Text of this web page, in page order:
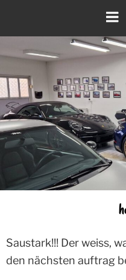
springen
Saustark!!! Der weiss,
den nächsten auftrag